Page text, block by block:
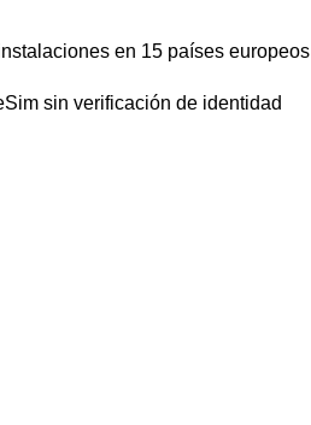
en 15 países europeos
sin verificación de identidad